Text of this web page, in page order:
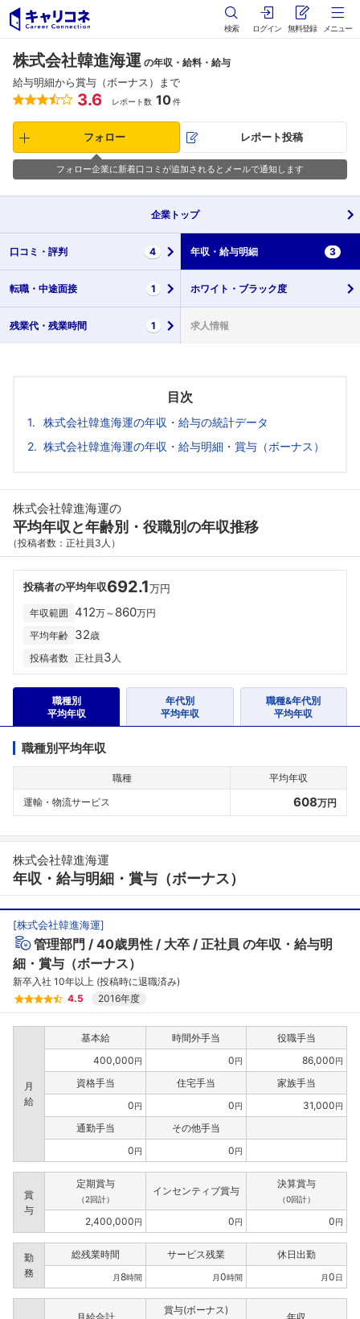
検索 ログイン 無料登録 メニュー
株式会社韓進海運 の年収・給料・給与
給与明細から賞与（ボーナス）まで
3.6 レポート数 10件
フォロー レポート投稿
フォロー企業に新着口コミが追加されるとメールで通知します
企業 トップ
口コミ・ 評判 4 年収・ 給与明細 3
転職・ 中途面接 1 ホワイト・ ブラック度
残業代・ 残業時間 1 求人情報
目次
株式会社韓進海運の年収・給与の統計データ
株式会社韓進海運の年収・給与明細・賞与（ボーナス）
株式会社韓進海運の
平均年収と年齢別・役職別の年収推移
（投稿者数：正社員3人）
投稿者の平均年収692.1万円
年収範囲 412万～ 860万円
平均年齢 32歳
投稿者数 正社員3 人
職種別
平均年収
年代別
平均年収
職種&年代別
平均年収
職種別平均年収
職種
平均年収
運輸・物流サービス
608万円
株式会社韓進海運
年収・給与明細・賞与（ボーナス）
[株式会社韓進海運]
管理部門 40歳男性 大卒 正社員 の年収・給与明
細・賞与（ボーナス）
新卒入社 10年以上 (投稿時に退職済み)
4.5
2016年度
月
給
基本給 時間外手当
役職手当
400,000円 0円 86,000円
資格手当 住宅手当
家族手当
0円 0円 31,000円
通勤手当
その他手当
0円 0円
賞
与
定期賞与
（2回計）
インセンティブ賞与
決算賞与
（0回計）
2,400,000円 0円 0円
勤
務
総残業時間 サービス残業 休日出勤
月8時間 月0時間 月0日
賞与(ボーナス)